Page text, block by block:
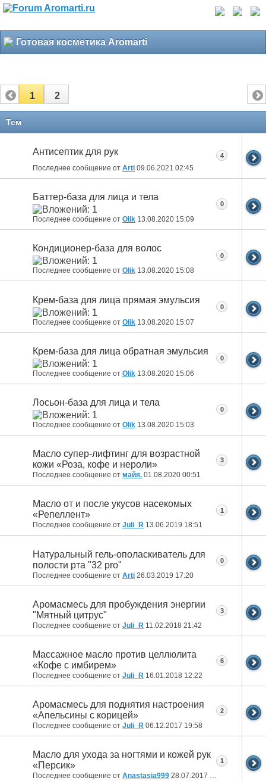
Готовая косметика Aromarti
1 2
Тем
Антисептик для рук
Последнее сообщение от Arti 09.06.2021 02:45
4
Баттер-база для лица и тела
Последнее сообщение от Olik 13.08.2020 15:09
0
Кондиционер-база для волос
Последнее сообщение от Olik 13.08.2020 15:08
0
Крем-база для лица прямая эмульсия
Последнее сообщение от Olik 13.08.2020 15:07
0
Крем-база для лица обратная эмульсия
Последнее сообщение от Olik 13.08.2020 15:06
0
Лосьон-база для лица и тела
Последнее сообщение от Olik 13.08.2020 15:03
0
Масло супер-лифтинг для возрастной
кожи «Роза, кофе и нероли»
Последнее сообщение от майя. 01.08.2020 00:51
3
Масло от и после укусов насекомых
«Репеллент»
Последнее сообщение от Juli_R 13.06.2019 18:51
1
Натуральный гель-ополаскиватель для
полости рта "32 pro"
Последнее сообщение от Arti 26.03.2019 17:20
0
Аромасмесь для пробуждения энергии
"Мятный цитрус"
Последнее сообщение от Juli_R 11.02.2018 21:42
3
Массажное масло против целлюлита
«Кофе с имбирем»
Последнее сообщение от Juli_R 16.01.2018 12:22
6
Аромасмесь для поднятия настроения
«Апельсины с корицей»
Последнее сообщение от Juli_R 06.12.2017 19:58
2
Масло для ухода за ногтями и кожей рук
«Персик»
Последнее сообщение от Anastasia999 28.07.2017 13:31
1